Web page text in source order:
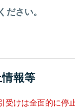
さい。
報等
けは全面的に停